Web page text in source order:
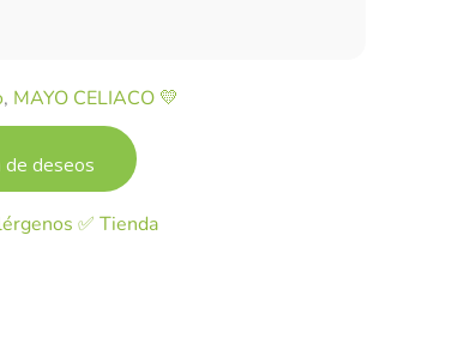
, MAYO CELIACO 💛
de deseos
✅ Tienda